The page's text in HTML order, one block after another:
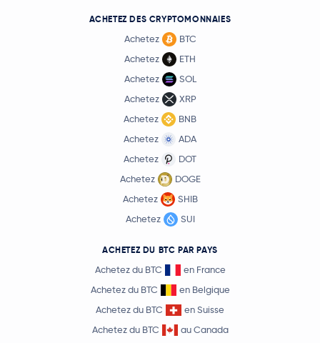
ACHETEZ DES CRYPTOMONNAIES
Achetez
BTC
Achetez
ETH
Achetez
SOL
Achetez
XRP
Achetez
BNB
Achetez
ADA
Achetez
DOT
Achetez
DOGE
Achetez
SHIB
Achetez
SUI
ACHETEZ DU BTC PAR PAYS
Achetez du BTC
en France
Achetez du BTC
en Belgique
Achetez du BTC
en Suisse
Achetez du BTC
au Canada